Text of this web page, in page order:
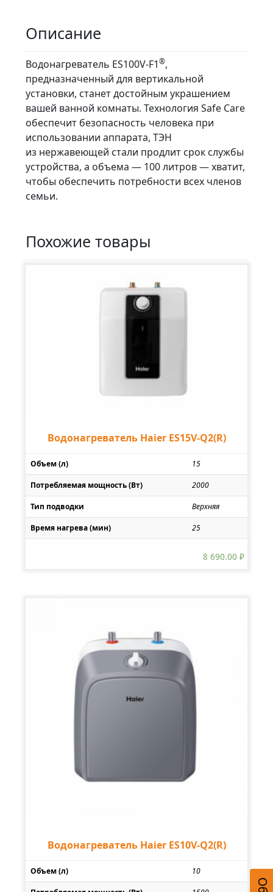
Описание
Водонагреватель ES100V-F1®,
предназначенный для вертикальной
установки, станет достойным украшением
вашей ванной комнаты. Технология Safe Care
обеспечит безопасность человека при
использовании аппарата, ТЭН
из нержавеющей стали продлит срок службы
устройства, а объема — 100 литров — хватит,
чтобы обеспечить потребности всех членов
семьи.
Похожие товары
Водонагреватель Haier ES15V-Q2(R)
Объем (л) 15
Потребляемая мощность (Вт) 2000
Тип подводки Верхняя
Время нагрева (мин) 25
8 690.00 ₽
Водонагреватель Haier ES10V-Q2(R)
Объем (л) 10